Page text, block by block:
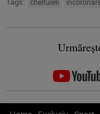
Tags: cheltuieli